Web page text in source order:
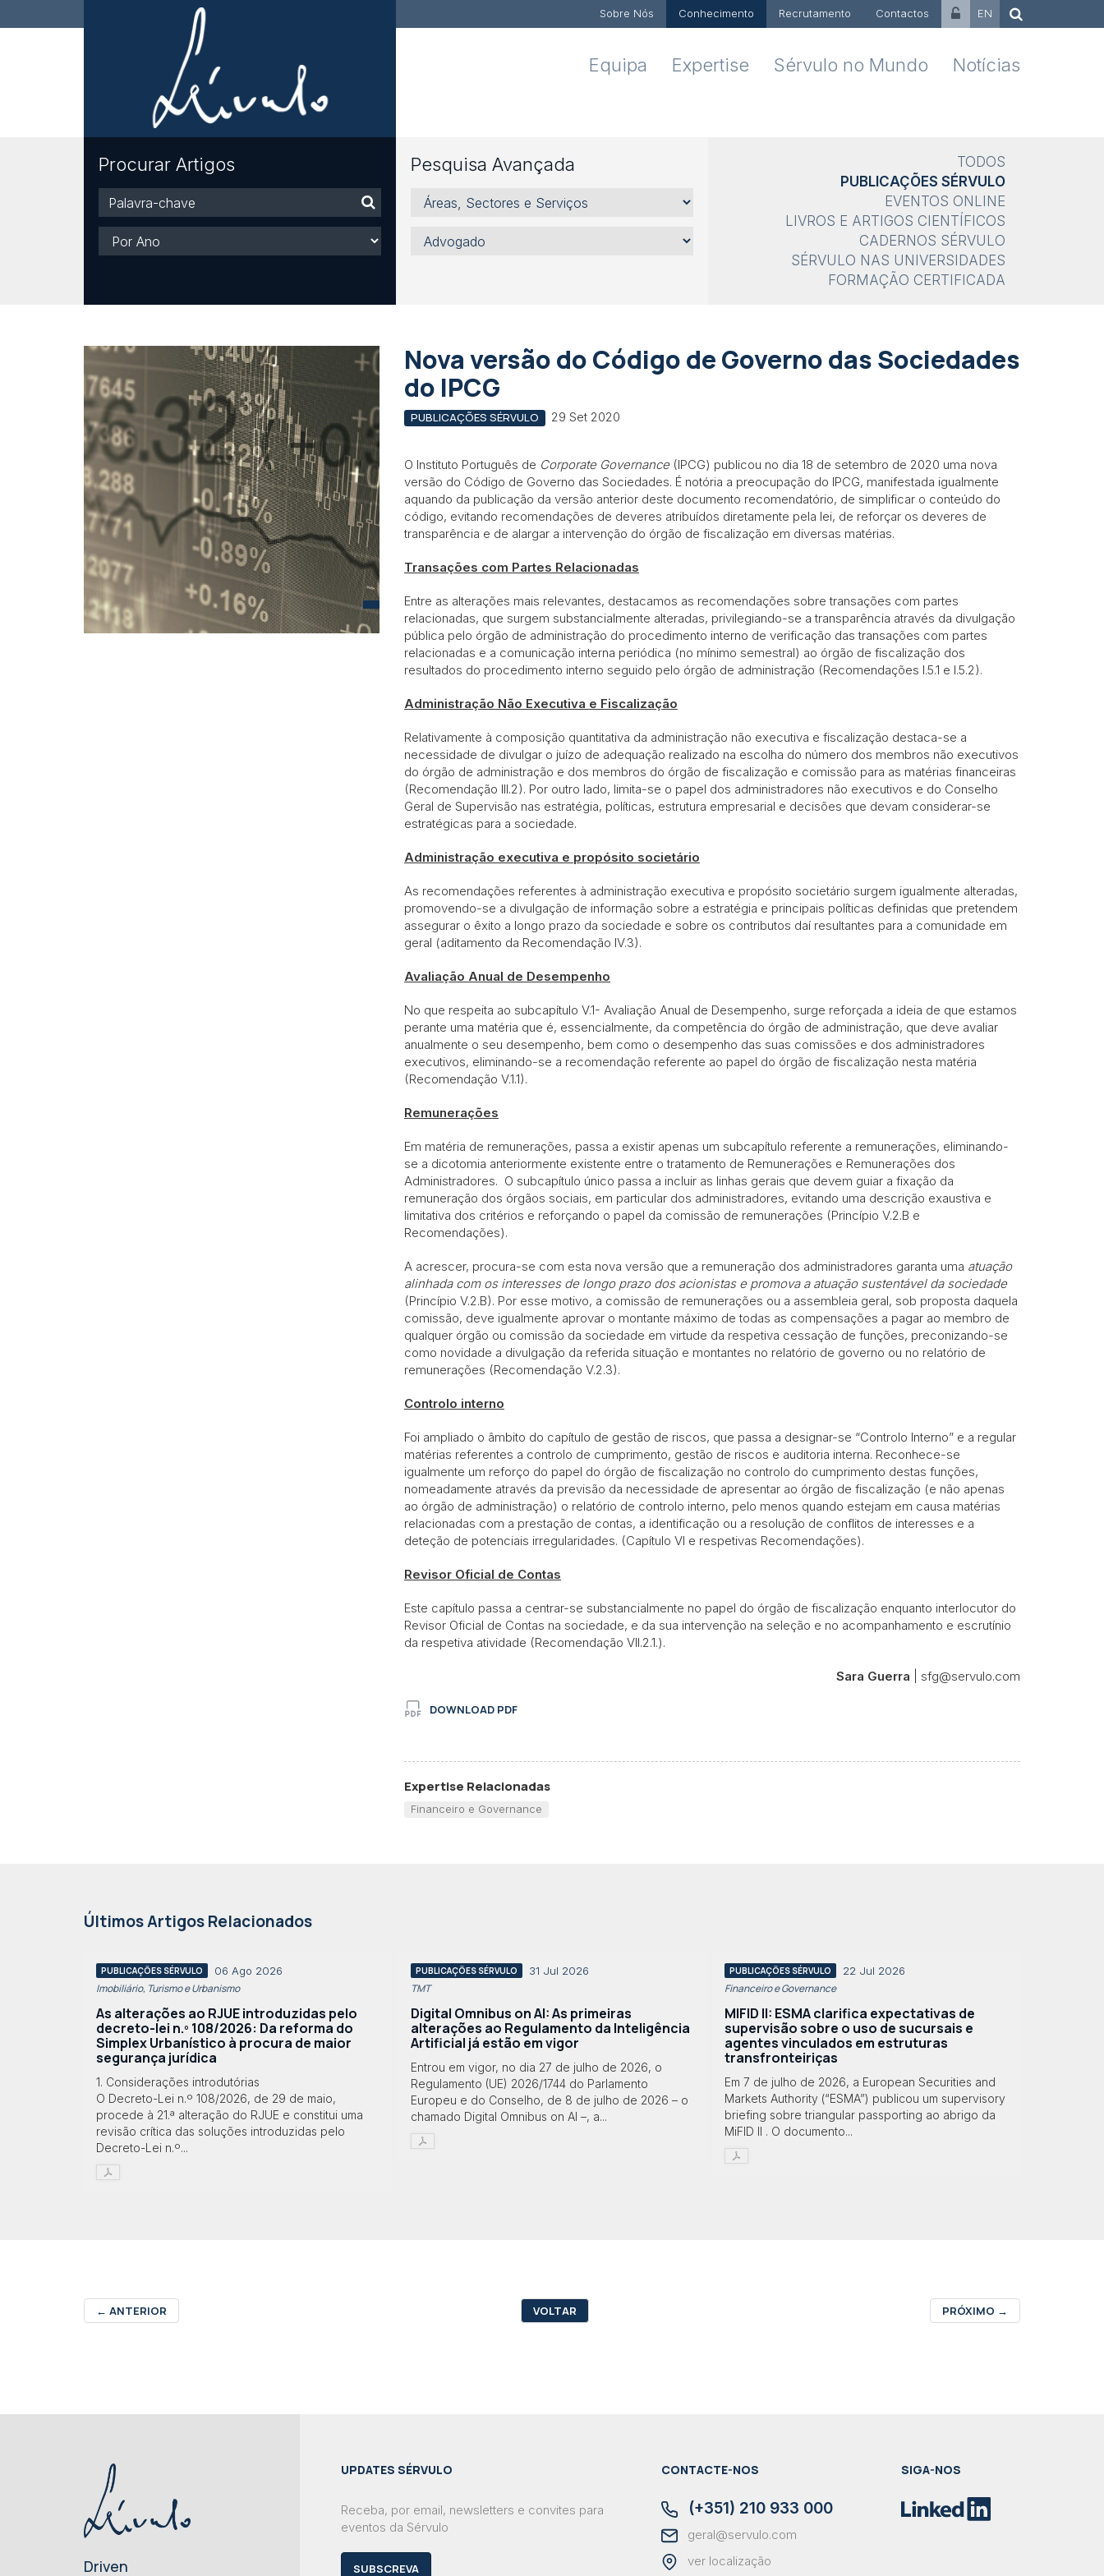
Sobre Nós Conhecimento Recrutamento Contactos EN
Equipa Expertise Sérvulo no Mundo Notícias
Procurar Artigos
Palavra-
chave
Ano
Pesquisa Avançada
Áreas,
Sectores
Serviços
Advogado
TODOS
PUBLICAÇÕES SÉRVULO
EVENTOS ONLINE
LIVROS E ARTIGOS CIENTÍFICOS
CADERNOS SÉRVULO
SÉRVULO NAS UNIVERSIDADES
FORMAÇÃO CERTIFICADA
Nova versão do Código de Governo das Sociedades
do IPCG
PUBLICAÇÕES SÉRVULO 29 Set 2020
O Instituto Português de Corporate Governance (IPCG) publicou no dia 18 de setembro de 2020 uma nova
versão do Código de Governo das Sociedades. É notória a preocupação do IPCG, manifestada igualmente
aquando da publicação da versão anterior deste documento recomendatório, de simplificar o conteúdo do
código, evitando recomendações de deveres atribuídos diretamente pela lei, de reforçar os deveres de
transparência e de alargar a intervenção do órgão de fiscalização em diversas matérias.
Transações com Partes Relacionadas
Entre as alterações mais relevantes, destacamos as recomendações sobre transações com partes
relacionadas, que surgem substancialmente alteradas, privilegiando-se a transparência através da divulgação
pública pelo órgão de administração do procedimento interno de verificação das transações com partes
relacionadas e a comunicação interna periódica (no mínimo semestral) ao órgão de fiscalização dos
resultados do procedimento interno seguido pelo órgão de administração (Recomendações I.5.1 e I.5.2).
Administração Não Executiva e Fiscalização
Relativamente à composição quantitativa da administração não executiva e fiscalização destaca-se a
necessidade de divulgar o juízo de adequação realizado na escolha do número dos membros não executivos
do órgão de administração e dos membros do órgão de fiscalização e comissão para as matérias financeiras
(Recomendação III.2). Por outro lado, limita-se o papel dos administradores não executivos e do Conselho
Geral de Supervisão nas estratégia, políticas, estrutura empresarial e decisões que devam considerar-se
estratégicas para a sociedade.
Administração executiva e propósito societário
As recomendações referentes à administração executiva e propósito societário surgem igualmente alteradas,
promovendo-se a divulgação de informação sobre a estratégia e principais políticas definidas que pretendem
assegurar o êxito a longo prazo da sociedade e sobre os contributos daí resultantes para a comunidade em
geral (aditamento da Recomendação IV.3).
Avaliação Anual de Desempenho
No que respeita ao subcapítulo V.1- Avaliação Anual de Desempenho, surge reforçada a ideia de que estamos
perante uma matéria que é, essencialmente, da competência do órgão de administração, que deve avaliar
anualmente o seu desempenho, bem como o desempenho das suas comissões e dos administradores
executivos, eliminando-se a recomendação referente ao papel do órgão de fiscalização nesta matéria
(Recomendação V.1.1).
Remunerações
Em matéria de remunerações, passa a existir apenas um subcapítulo referente a remunerações, eliminando-
se a dicotomia anteriormente existente entre o tratamento de Remunerações e Remunerações dos
Administradores. O subcapítulo único passa a incluir as linhas gerais que devem guiar a fixação da
remuneração dos órgãos sociais, em particular dos administradores, evitando uma descrição exaustiva e
limitativa dos critérios e reforçando o papel da comissão de remunerações (Princípio V.2.B e
Recomendações).
A acrescer, procura-se com esta nova versão que a remuneração dos administradores garanta uma atuação
alinhada com os interesses de longo prazo dos acionistas e promova a atuação sustentável da sociedade
(Princípio V.2.B). Por esse motivo, a comissão de remunerações ou a assembleia geral, sob proposta daquela
comissão, deve igualmente aprovar o montante máximo de todas as compensações a pagar ao membro de
qualquer órgão ou comissão da sociedade em virtude da respetiva cessação de funções, preconizando-se
como novidade a divulgação da referida situação e montantes no relatório de governo ou no relatório de
remunerações (Recomendação V.2.3).
Controlo interno
Foi ampliado o âmbito do capítulo de gestão de riscos, que passa a designar-se “Controlo Interno” e a regular
matérias referentes a controlo de cumprimento, gestão de riscos e auditoria interna. Reconhece-se
igualmente um reforço do papel do órgão de fiscalização no controlo do cumprimento destas funções,
nomeadamente através da previsão da necessidade de apresentar ao órgão de fiscalização (e não apenas
ao órgão de administração) o relatório de controlo interno, pelo menos quando estejam em causa matérias
relacionadas com a prestação de contas, a identificação ou a resolução de conflitos de interesses e a
deteção de potenciais irregularidades. (Capítulo VI e respetivas Recomendações).
Revisor Oficial de Contas
Este capítulo passa a centrar-se substancialmente no papel do órgão de fiscalização enquanto interlocutor do
Revisor Oficial de Contas na sociedade, e da sua intervenção na seleção e no acompanhamento e escrutínio
da respetiva atividade (Recomendação VII.2.1.).
Sara Guerra | sfg@servulo.com
DOWNLOAD PDF
Expertise Relacionadas
Financeiro e Governance
Últimos Artigos Relacionados
PUBLICAÇÕES SÉRVULO 06 Ago 2026
Imobiliário, Turismo e Urbanismo
As alterações ao RJUE introduzidas pelo
decreto-lei n.º 108/2026: Da reforma do
Simplex Urbanístico à procura de maior
segurança jurídica
1. Considerações introdutórias
O Decreto-Lei n.º 108/2026, de 29 de maio,
procede à 21.ª alteração do RJUE e constitui uma
revisão crítica das soluções introduzidas pelo
Decreto-Lei n.º...
PUBLICAÇÕES SÉRVULO 31 Jul 2026
TMT
Digital Omnibus on AI: As primeiras
alterações ao Regulamento da Inteligência
Artificial já estão em vigor
Entrou em vigor, no dia 27 de julho de 2026, o
Regulamento (UE) 2026/1744 do Parlamento
Europeu e do Conselho, de 8 de julho de 2026 – o
chamado Digital Omnibus on AI –, a...
PUBLICAÇÕES SÉRVULO 22 Jul 2026
Financeiro e Governance
MIFID II: ESMA clarifica expectativas de
supervisão sobre o uso de sucursais e
agentes vinculados em estruturas
transfronteiriças
Em 7 de julho de 2026, a European Securities and
Markets Authority (“ESMA”) publicou um supervisory
briefing sobre triangular passporting ao abrigo da
MiFID II . O documento...
← ANTERIOR VOLTAR PRÓXIMO →
Driven
UPDATES SÉRVULO
Receba, por email, newsletters e convites para
eventos da Sérvulo
SUBSCREVA
CONTACTE-NOS
(+351) 210 933 000
geral@servulo.com
ver localização
SIGA-NOS